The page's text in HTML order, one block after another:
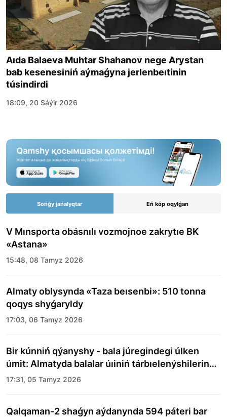
Aıda Balaeva Muhtar Shahanov nege Arystan
bab kesenesiniń aýmaǵyna jerlenbeıtinin
túsindirdi
18:09, 20 Sáýir 2026
Sońǵy jańalyqtar Eń kóp oqylǵan
V Mınsporta obásnılı vozmojnoe zakrytıe BK
«Astana»
15:48, 08 Tamyz 2026
Almaty oblysynda «Taza beısenbi»: 510 tonna
qoqys shyǵaryldy
17:03, 06 Tamyz 2026
Bir kúnniń qýanyshy - bala júregindegi úlken
úmit: Almatyda balalar úıiniń tárbıelenýshilerine
merekelik kún uıymdastyryldy
17:31, 05 Tamyz 2026
Qalqaman-2 shaǵyn aýdanynda 594 páteri bar